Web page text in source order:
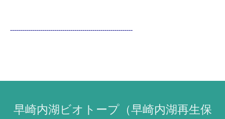
-------------------------------------------------------------
早崎内湖ビオトープ（早崎内湖再生保